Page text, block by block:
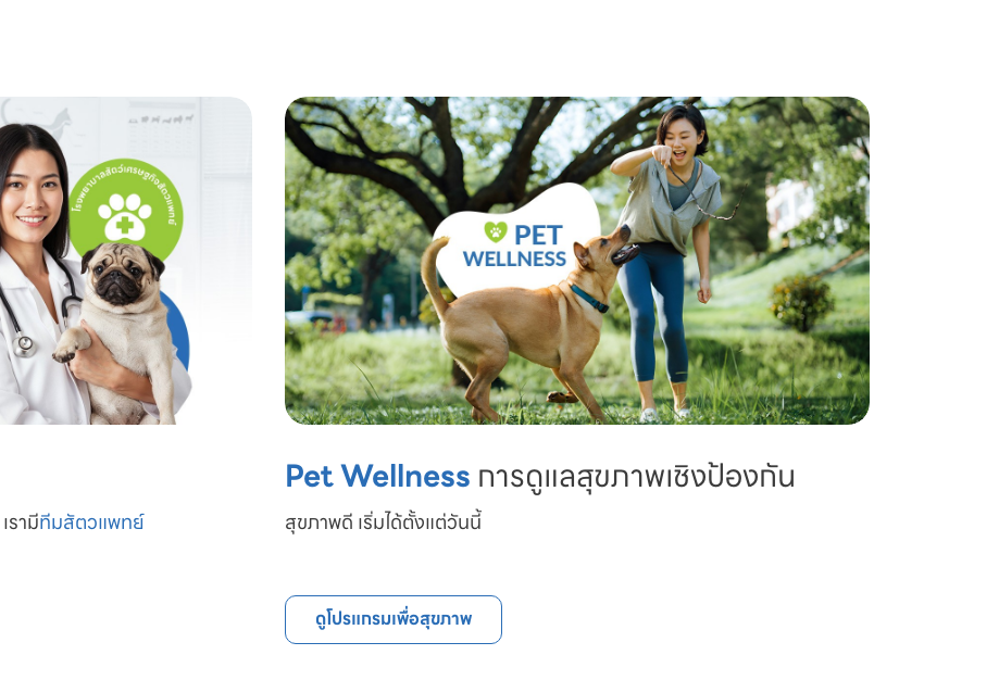
รามีทีมสัตวแพทย์
Pet Wellness การดูแลสุขภาพเชิงป้องกัน
สุขภาพดี เริ่มได้ตั้งแต่วันนี้
ดูโปรแกรมเพื่อสุขภาพ